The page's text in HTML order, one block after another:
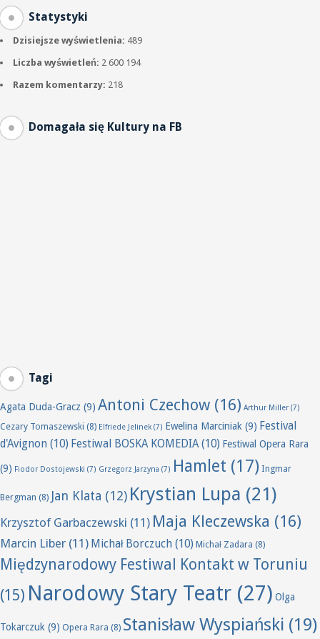
Statystyki
Dzisiejsze wyświetlenia: 489
Liczba wyświetleń: 2 600 194
Razem komentarzy: 218
Domagała się Kultury na FB
Tagi
Agata Duda-Gracz (9) Antoni Czechow (16) Arthur Miller (7)
Cezary Tomaszewski (8) Elfriede Jelinek(7) Ewelina Marciniak (9) Festival
d'Avignon (10) Festiwal BOSKA KOMEDIA(10) Festiwal Opera Rara
(9) Fiodor Dostojewski (7) Grzegorz Jarzyna (7) Hamlet (17) Ingmar
Bergman (8) Jan Klata (12) Krystian Lupa (21)
Krzysztof Garbaczewski (11) Maja Kleczewska (16)
Marcin Liber (11) Michał Borczuch (10) Michał Zadara (8)
Międzynarodowy Festiwal Kontakt w Toruniu
(15) Narodowy Stary Teatr (27) Olga
Tokarczuk (9) Opera Rara (8) Stanisław Wyspiański (19)